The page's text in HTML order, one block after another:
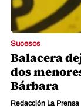
Sucesos
Balacera
dos
Bárbara
Redacción La Prensa